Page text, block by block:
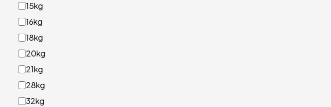
15kg
16kg
18kg
20kg
21kg
28kg
32kg